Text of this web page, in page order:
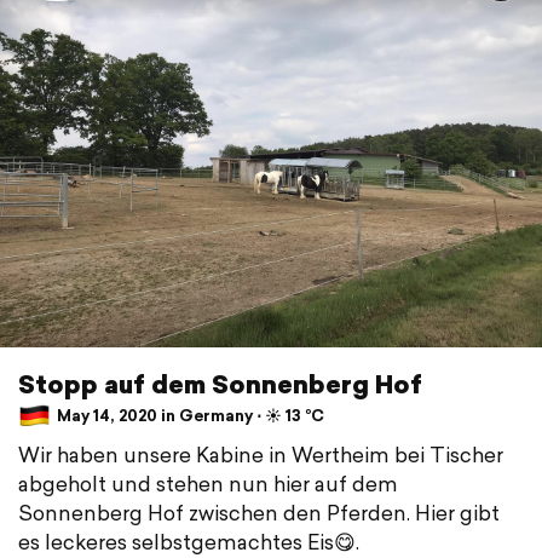
Stopp auf dem Sonnenberg Hof
May 14, 2020 in Germany ⋅ ☀️ 13 °C
Wir haben unsere Kabine in Wertheim bei Tischer
abgeholt und stehen nun hier auf dem
Sonnenberg Hof zwischen den Pferden. Hier gibt
es leckeres selbstgemachtes Eis😋.